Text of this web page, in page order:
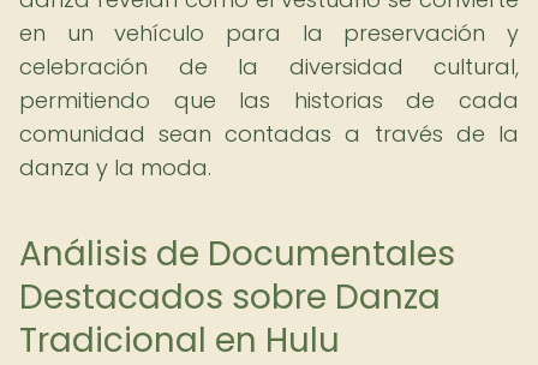
en un vehículo para la preservación y
celebración de la diversidad cultural,
permitiendo que las historias de cada
comunidad sean contadas a través de la
danza y la moda.
Análisis de Documentales
Destacados sobre Danza
Tradicional en Hulu